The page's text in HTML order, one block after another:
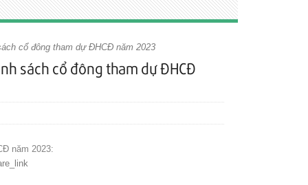
cổ đông tham dự ĐHCĐ năm 2023
sách cổ đông tham dự ĐHCĐ
năm 2023: